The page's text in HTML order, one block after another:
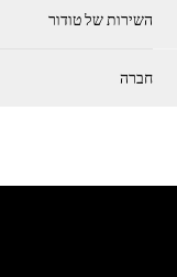
השירות של טודור
חברה